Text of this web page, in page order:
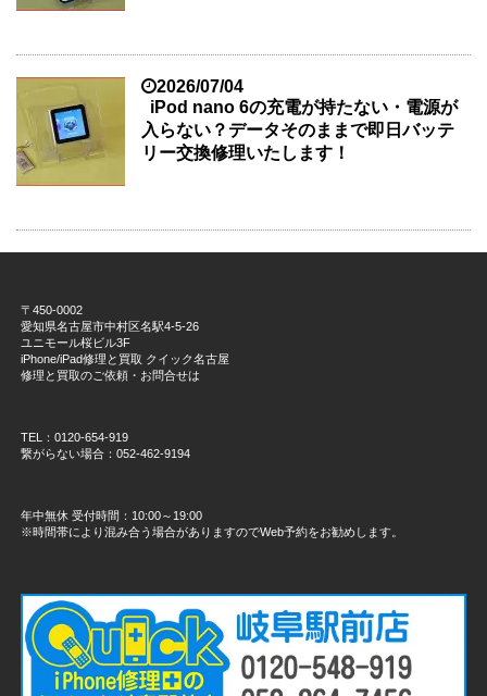
2026/07/04
iPod nano 6の充電が持たない・電源が
入らない？データそのままで即日バッテ
リー交換修理いたします！
〒450-0002
愛知県名古屋市中村区名駅4-5-26
ユニモール桜ビル3F
iPhone/iPad修理と買取 クイック名古屋
修理と買取のご依頼・お問合せは
TEL：0120-654-919
繋がらない場合：052-462-9194
年中無休 受付時間：10:00～19:00
※時間帯により混み合う場合がありますのでWeb予約をお勧めします。